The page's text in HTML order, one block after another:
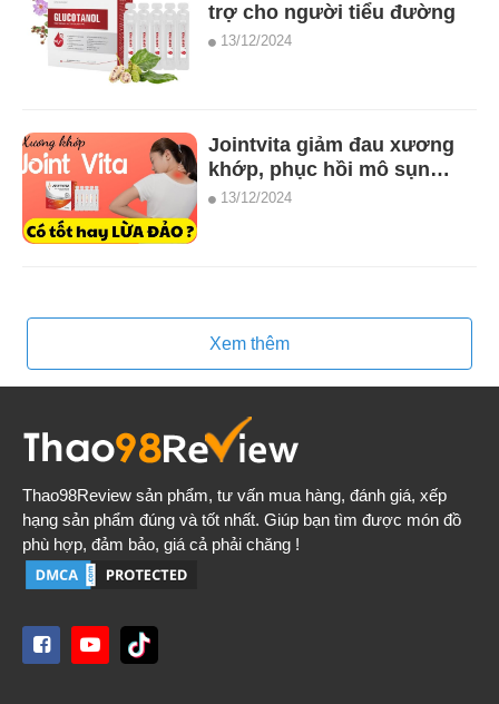
trợ cho người tiểu đường
13/12/2024
Jointvita giảm đau xương
khớp, phục hồi mô sụn
khớp (25 ống)
13/12/2024
Xem thêm
Thao98Review sản phẩm, tư vấn mua hàng, đánh giá, xếp
hạng sản phẩm đúng và tốt nhất. Giúp bạn tìm được món đồ
phù hợp, đảm bảo, giá cả phải chăng !